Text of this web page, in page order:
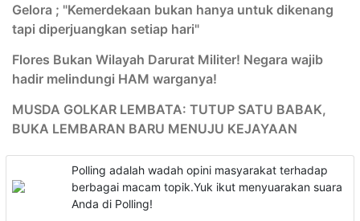
Gelora ; "Kemerdekaan bukan hanya untuk dikenang
tapi diperjuangkan setiap hari"
Flores Bukan Wilayah Darurat Militer! Negara wajib
hadir melindungi HAM warganya!
MUSDA GOLKAR LEMBATA: TUTUP SATU BABAK,
BUKA LEMBARAN BARU MENUJU KEJAYAAN
Polling adalah wadah opini masyarakat terhadap
berbagai macam topik.Yuk ikut menyuarakan suara
Anda di Polling!